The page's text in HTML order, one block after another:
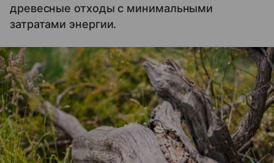
древесные отходы с минимальными
затратами энергии.